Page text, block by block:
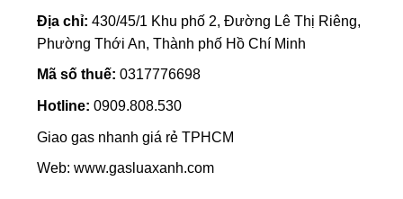
Địa chỉ: 430/45/1 Khu phố 2, Đường Lê Thị Riêng,
Phường Thới An, Thành phố Hồ Chí Minh
Mã số thuế: 0317776698
Hotline: 0909.808.530
Giao gas nhanh giá rẻ TPHCM
Web: www.gasluaxanh.com